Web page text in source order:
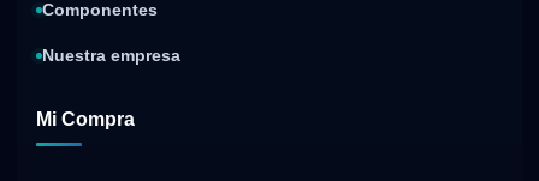
Componentes
Nuestra empresa
Mi Compra